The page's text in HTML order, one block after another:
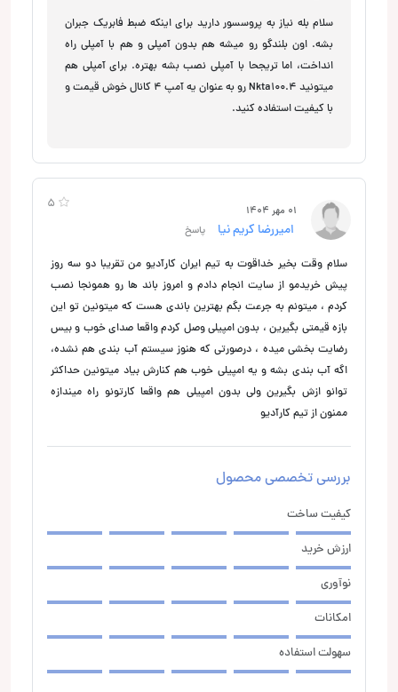
سلام بله نیاز به پروسسور دارید برای اینکه ضبط فابریک جبران
بشه. اون بلندگو رو میشه هم بدون آمپلی و هم با آمپلی راه
انداخت، اما تریجحا با آمپلی نصب بشه بهتره. برای آمپلی هم
میتونید Nkta100.4 رو به عنوان یه آمپ 4 کانال خوش قیمت و
با کیفیت استفاده کنید.
5 01 مهر 1404
امیررضا کریم نیا پاسخ
سلام وقت بخیر خداقوت به تیم ایران کارآدیو من تقریبا دو سه روز
پیش خریدمو از سایت انجام دادم و امروز باند ها رو همونجا نصب
کردم ، میتونم به جرعت بگم بهترین باندی هست که میتونین تو این
بازه قیمتی بگیرین ، بدون امپیلی وصل کردم واقعا صدای خوب و بیس
رضایت بخشی میده ، درصورتی که هنوز سیستم آب بندی هم نشده،
اگه آب بندی بشه و یه امپیلی خوب هم کنارش بیاد میتونین حداکثر
توانو ازش بگیرین ولی بدون امپیلی هم واقعا کارتونو راه میندازه
ممنون از تیم کارآدیو
بررسی تخصصی محصول
کیفیت ساخت
ارزش خرید
نوآوری
امکانات
سهولت استفاده